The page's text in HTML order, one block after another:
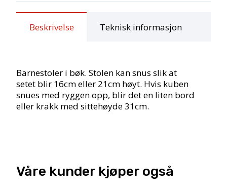
Beskrivelse Teknisk informasjon
Barnestoler i bøk. Stolen kan snus slik at
setet blir 16cm eller 21cm høyt. Hvis kuben
snues med ryggen opp, blir det en liten bord
eller krakk med sittehøyde 31cm.
Våre kunder kjøper også